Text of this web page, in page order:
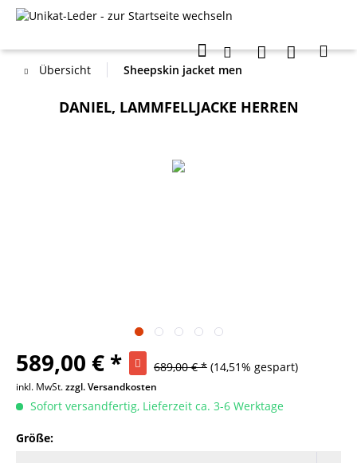
Übersicht Sheepskin jacket men
DANIEL, LAMMFELLJACKE HERREN
589,00 € * 689,00 € * (14,51% gespart)
inkl. MwSt.zzgl. Versandkosten
Sofort versandfertig, Lieferzeit ca. 3-6 Werktage
Größe: